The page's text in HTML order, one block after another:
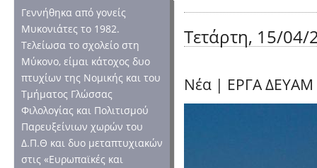
Γεννήθηκα από γονείς
Μυκονιάτες το 1982.
Τελείωσα το σχολείο στη
Μύκονο, είμαι κάτοχος δυο
πτυχίων της Νομικής και του
Τμήματος Γλώσσας
Φιλολογίας και Πολιτισμού
Παρευξείνιων χωρών του
Δ.Π.Θ και δυο μεταπτυχιακών
στις «Ευρωπαϊκές και
Τετάρτη, 15/04/
Νέα | ΕΡΓΑ ΔΕΥΑΜ